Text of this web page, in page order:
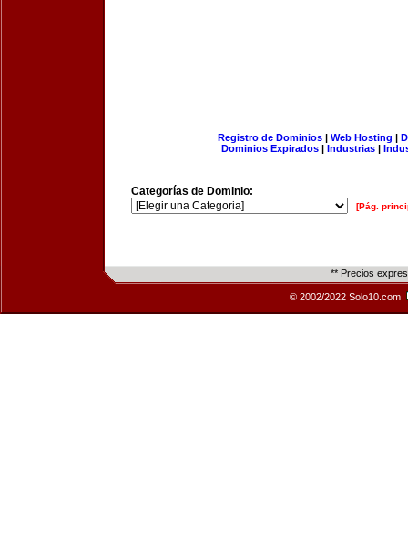
Registro de Dominios| Web Hosting |
Dominios Expirados | Industrias |
Categorías de Dominio:
[Pág.
** Precios
© 2002/2022 Solo10.com